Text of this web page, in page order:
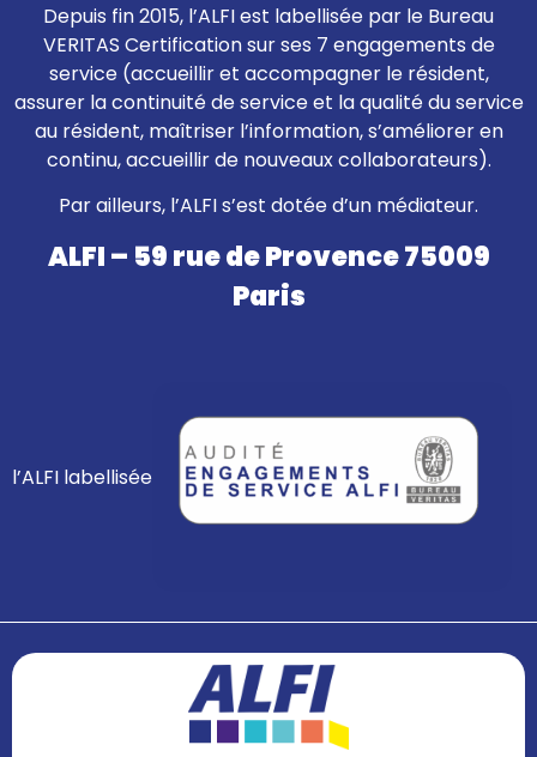
Depuis fin 2015, l’ALFI est labellisée par le Bureau
VERITAS Certification sur ses 7 engagements de
service (accueillir et accompagner le résident,
assurer la continuité de service et la qualité du service
au résident, maîtriser l’information, s’améliorer en
continu, accueillir de nouveaux collaborateurs).
Par ailleurs, l’ALFI s’est dotée d’un médiateur.
ALFI – 59 rue de Provence 75009
Paris
l’ALFI labellisée